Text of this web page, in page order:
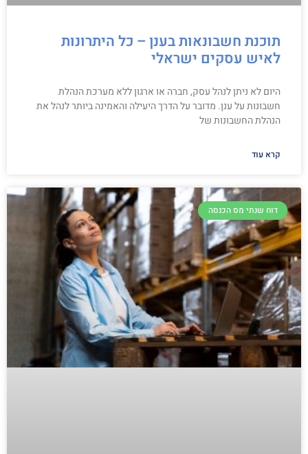
תוכנת חשבונאות בענן – כל היתרונות
לאיש עסקים ישראלי
היום לא ניתן לנהל עסק, חברה או ארגון ללא מערכת הנהלת
חשבונות על ענן. מדובר על הדרך היעילה והאמינה ביותר לנהל את
הנהלת החשבונות של
קרא עוד
דוח שנתי מס הכנסה